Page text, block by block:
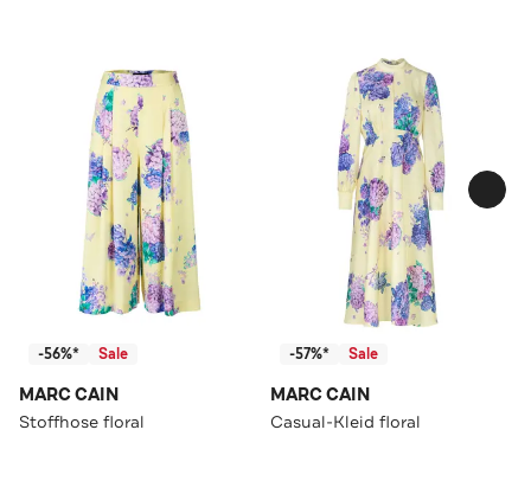
-56%* Sale
MARC CAIN
Stoffhose floral
-57%* Sale
MARC CAIN
Casual-Kleid floral